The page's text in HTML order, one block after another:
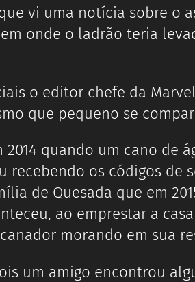
vi uma notícia sobre o
onde o ladrão teria
o editor chefe da
que pequeno se
2014 quando um cano de
recebendo os códigos de
de Quesada que em
ao emprestar a
morando em sua
um amigo encontrou